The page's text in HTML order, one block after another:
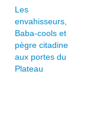
Les
envahisseurs,
Baba-cools et
pègre citadine
aux portes du
Plateau